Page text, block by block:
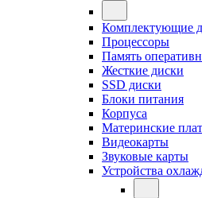
Комплектующие
Процессоры
Память
Жесткие диски
SSD диски
Блоки питания
Корпуса
Материнские
Видеокарты
Звуковые карты
Устройства